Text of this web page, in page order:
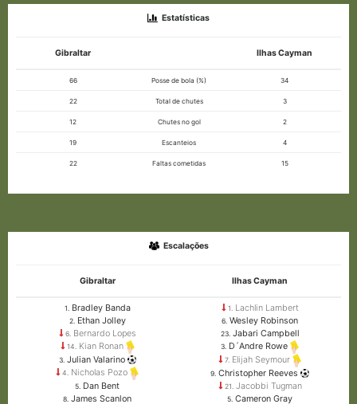
Estatísticas
Gibraltar Ilhas Cayman
66 Posse de bola (%) 34
22 Total de chutes 3
12 Chutes no gol 2
19 Escanteios 4
22 Faltas cometidas 15
Escalações
Gibraltar Ilhas Cayman
1. Bradley Banda
2.Ethan Jolley
6.Bernardo Lopes
14.Kian Ronan
3.Julian Valarino
4. Nicholas Pozo
5. Dan Bent
8. James Scanlon
1. Lachlin Lambert
6. Wesley Robinson
23.Jabari Campbell
3. D´Andre Rowe
7. Elijah Seymour
9. Christopher Reeves
21. Jacobbi Tugman
5. Cameron Gray